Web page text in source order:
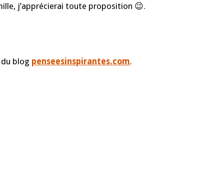
j’apprécierai toute proposition 😉.
blog penseesinspirantes.com.